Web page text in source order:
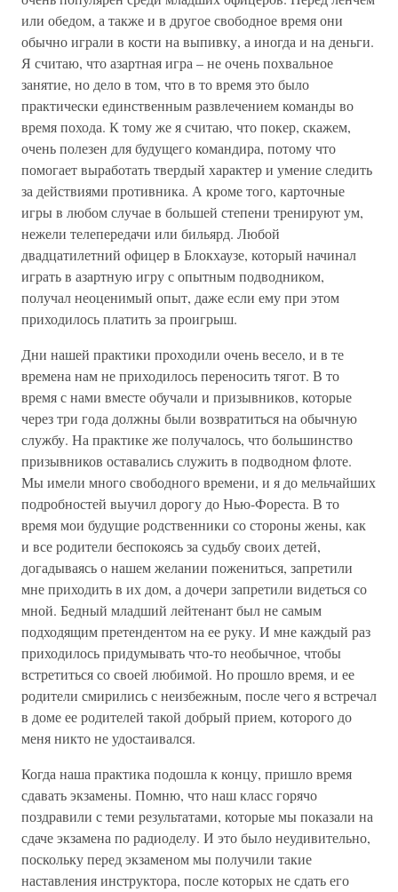
или обедом, а также и в другое свободное время они
обычно играли в кости на выпивку, а иногда и на деньги.
Я считаю, что азартная игра – не очень похвальное
занятие, но дело в том, что в то время это было
практически единственным развлечением команды во
время похода. К тому же я считаю, что покер, скажем,
очень полезен для будущего командира, потому что
помогает выработать твердый характер и умение следить
за действиями противника. А кроме того, карточные
игры в любом случае в большей степени тренируют ум,
нежели телепередачи или бильярд. Любой
двадцатилетний офицер в Блокхаузе, который начинал
играть в азартную игру с опытным подводником,
получал неоценимый опыт, даже если ему при этом
приходилось платить за проигрыш.
Дни нашей практики проходили очень весело, и в те
времена нам не приходилось переносить тягот. В то
время с нами вместе обучали и призывников, которые
через три года должны были возвратиться на обычную
службу. На практике же получалось, что большинство
призывников оставались служить в подводном флоте.
Мы имели много свободного времени, и я до мельчайших
подробностей выучил дорогу до Нью-Фореста. В то
время мои будущие родственники со стороны жены, как
и все родители беспокоясь за судьбу своих детей,
догадываясь о нашем желании пожениться, запретили
мне приходить в их дом, а дочери запретили видеться со
мной. Бедный младший лейтенант был не самым
подходящим претендентом на ее руку. И мне каждый раз
приходилось придумывать что-то необычное, чтобы
встретиться со своей любимой. Но прошло время, и ее
родители смирились с неизбежным, после чего я встречал
в доме ее родителей такой добрый прием, которого до
меня никто не удостаивался.
Когда наша практика подошла к концу, пришло время
сдавать экзамены. Помню, что наш класс горячо
поздравили с теми результатами, которые мы показали на
сдаче экзамена по радиоделу. И это было неудивительно,
поскольку перед экзаменом мы получили такие
наставления инструктора, после которых не сдать его